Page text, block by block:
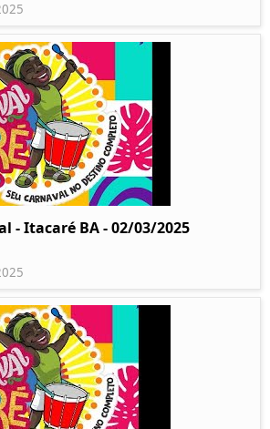
- Itacaré BA - 02/03/2025